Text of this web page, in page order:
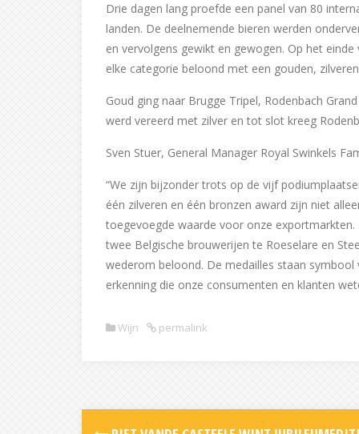
Drie dagen lang proefde een panel van 80
landen. De deelnemende bieren werden
en vervolgens gewikt en gewogen. Op het
elke categorie beloond met een gouden,
Goud ging naar Brugge Tripel, Rodenbach
werd vereerd met zilver en tot slot kreeg
Sven Stuer, General Manager Royal Swinkels
“We zijn bijzonder trots op de vijf
één zilveren en één bronzen award zijn niet
toegevoegde waarde voor onze
twee Belgische brouwerijen te Roeselare en
wederom beloond. De medailles staan
erkenning die onze consumenten en klanten
Wijn permalink
Post